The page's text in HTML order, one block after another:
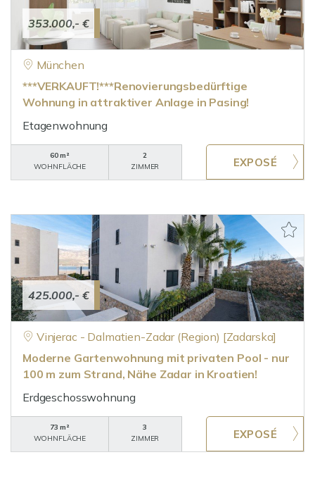
353.000,- €
München
***VERKAUFT!***Renovierungsbedürftige
Wohnung in attraktiver Anlage in Pasing!
Etagenwohnung
60 m²
WOHNFLÄCHE
2
ZIMMER
425.000,- €
Vinjerac - Dalmatien-Zadar (Region) [Zadarska]
Moderne Gartenwohnung mit privaten Pool - nur
100 m zum Strand, Nähe Zadar in Kroatien!
Erdgeschosswohnung
73 m²
WOHNFLÄCHE
3
ZIMMER